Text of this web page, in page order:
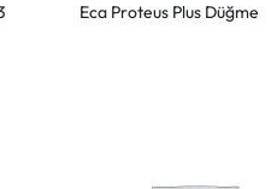
Eca Proteus Plus Düğme